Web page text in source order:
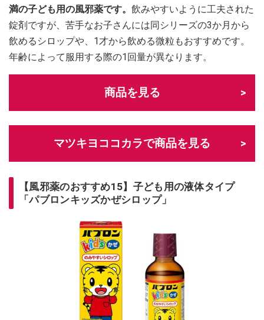
満の子ども用の風邪薬です。 飲みやすいように工夫された
錠剤ですが、苦手なお子さんには同シリーズの3か月から
飲めるシロップや、1才から飲める微粒もおすすめです。
年齢によって服用する際の1回量が異なります。
商品を見る
マツキヨココカラで商品を見る
【風邪薬のおすすめ15】子ども用の液体タイプ
「パブロンキッズかぜシロップ」